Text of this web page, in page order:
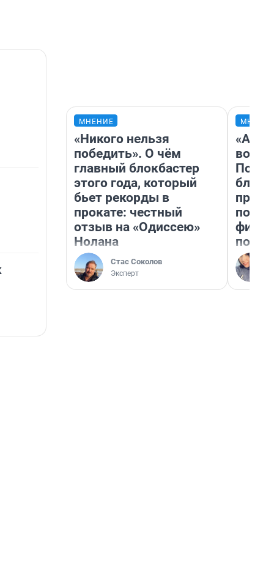
МНЕНИЕ
«Никого нельзя
победить». О чём
главный блокбастер
этого года, который
бьет рекорды в
прокате: честный
отзыв на «Одиссею»
Нолана
Стас Соколов
Эксперт
вот